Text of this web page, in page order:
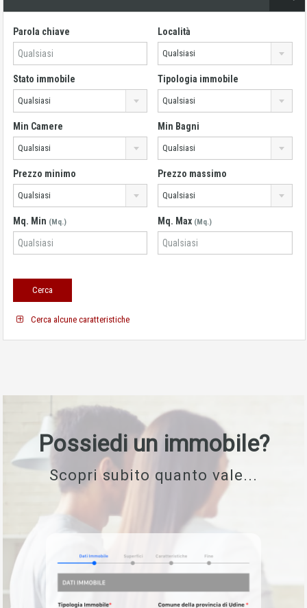
Parola chiave Località
Qualsiasi
Stato immobile
Qualsiasi
Tipologia immobile
Qualsiasi
Min Camere
Qualsiasi
Min Bagni
Qualsiasi
Prezzo minimo
Qualsiasi
Prezzo massimo
Qualsiasi
Mq. Min (Mq.) Mq. Max (Mq.)
Cerca alcune caratteristiche
Possiedi un immobile?
Scopri subito quanto vale...